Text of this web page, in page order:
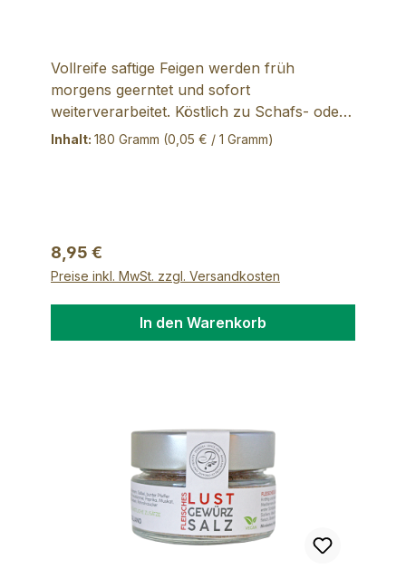
liegt der Ertrag bei 3-4 Litern reinen
Olivenöls. Herkunftsland: Italien/Sizilien
Vollreife saftige Feigen werden früh
morgens geerntet und sofort
weiterverarbeitet. Köstlich zu Schafs- oder
Ziegenkäse. Ein Gedicht zu Walnusseis oder
Inhalt: 180 Gramm (0,05 € / 1 Gramm)
Regulärer Preis:
8,95 €
Preise inkl. MwSt. zzgl. Versandkosten
In den Warenkorb